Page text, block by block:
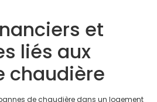
et
liés aux
chaudière
de chaudière dans un logement